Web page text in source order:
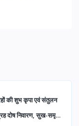
की शुभ कृपा एवं संतुलन
दोष निवारण, सुख-समृद्धि